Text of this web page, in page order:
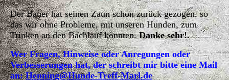
Der Bauer hat seinen Zaun schon zurück gezogen, so
das wir ohne Probleme, mit unseren Hunden, zum
Trinken an den Bachlauf könnten.Danke sehr!.
Wer Fragen, Hinweise oder Anregungen oder
Verbesserungen hat, der schreibt mir bitte eine Mail
an:Henning@Hunde-Treff-Marl.de